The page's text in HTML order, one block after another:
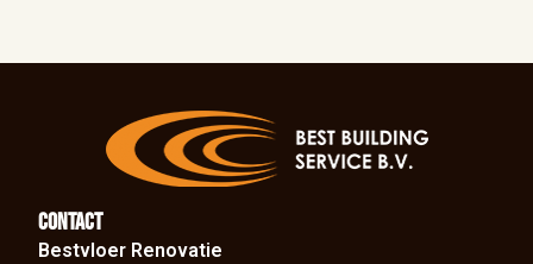
Contact
Bestvloer Renovatie